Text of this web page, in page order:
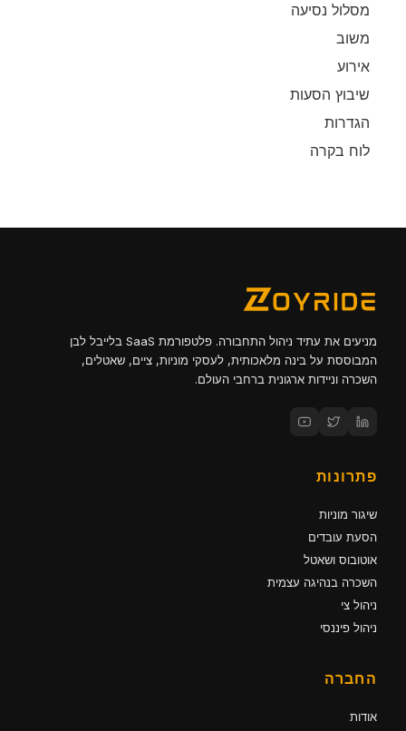
מסלול נסיעה
משוב
אירוע
שיבוץ הסעות
הגדרות
לוח בקרה
מניעים את עתיד ניהול התחבורה. פלטפורמת SaaS בלייבל לבן
המבוססת על בינה מלאכותית, לעסקי מוניות, ציים, שאטלים,
השכרה וניידות ארגונית ברחבי העולם.
פתרונות
שיגור מוניות
הסעת עובדים
אוטובוס ושאטל
השכרה בנהיגה עצמית
ניהול צי
ניהול פיננסי
החברה
אודות